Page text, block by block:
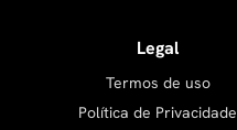
Legal
Termos de uso
Política de Privacidade